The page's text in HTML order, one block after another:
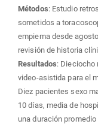
Métodos: Estudio
sometidos a
empiema desde
revisión de historia
Resultados: Dieciocho
video-asistida para el
Diez pacientes sexo
10 días, media de
una duración